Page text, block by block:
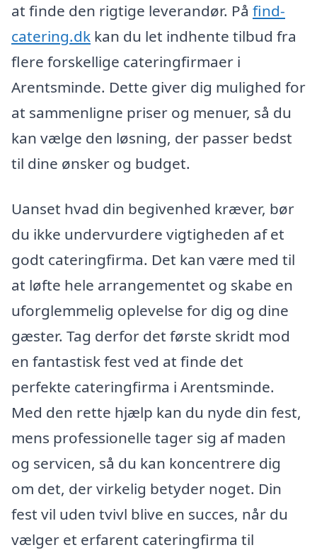
at finde den rigtige leverandør. På find-
catering.dk kan du let indhente tilbud fra
flere forskellige cateringfirmaer i
Arentsminde. Dette giver dig mulighed for
at sammenligne priser og menuer, så du
kan vælge den løsning, der passer bedst
til dine ønsker og budget.
Uanset hvad din begivenhed kræver, bør
du ikke undervurdere vigtigheden af et
godt cateringfirma. Det kan være med til
at løfte hele arrangementet og skabe en
uforglemmelig oplevelse for dig og dine
gæster. Tag derfor det første skridt mod
en fantastisk fest ved at finde det
perfekte cateringfirma i Arentsminde.
Med den rette hjælp kan du nyde din fest,
mens professionelle tager sig af maden
og servicen, så du kan koncentrere dig
om det, der virkelig betyder noget. Din
fest vil uden tvivl blive en succes, når du
vælger et erfarent cateringfirma til